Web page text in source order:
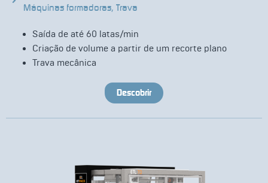
Máquinas formadoras, Trava
Saída de até 60 latas/min
Criação de volume a partir de um recorte plano
Trava mecânica
Descobrir